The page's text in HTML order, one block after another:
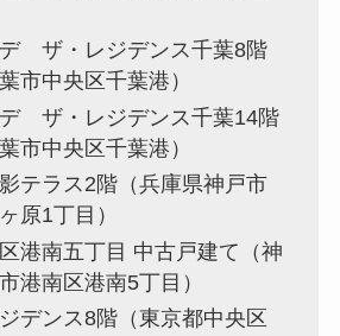
ザ・レジデンス千葉8階
市中央区千葉港）
ザ・レジデンス千葉14階
市中央区千葉港）
テラス2階（兵庫県神戸市
原1丁目）
港南五丁目 中古戸建て（神
港南区港南5丁目）
デンス8階（東京都中央区